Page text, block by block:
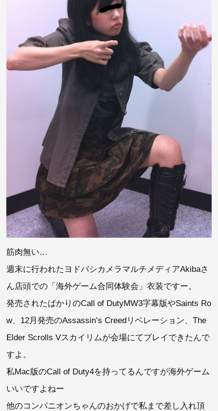
筋肉無い…
週末に行われたヨドバシカメラマルチメディアAkibaさ
ん店頭での「海外ゲーム合同体験会」衣装ですー。
発売されたばかりのCall of DutyMW3字幕版やSaints Ro
w、12月発売のAssassin’s Creedリベレーション、The
Elder Scrolls Vスカイリムが会場にてプレイできたんで
すよ。
私Mac版のCall of Duty4を持ってるんですが海外ゲーム
いいですよねー
他のコンパニオンちゃんのおかげで私まで差し入れ頂